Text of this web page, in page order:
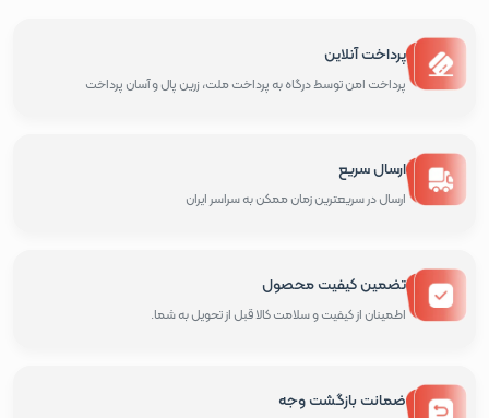
پرداخت آنلاین
پرداخت امن توسط درگاه به پرداخت ملت، زرین پال و آسان پرداخت
ارسال سریع
ارسال در سریعترین زمان ممکن به سراسر ایران
تضمین کیفیت محصول
اطمینان از کیفیت و سلامت کالا قبل از تحویل به شما.
ضمانت بازگشت وجه